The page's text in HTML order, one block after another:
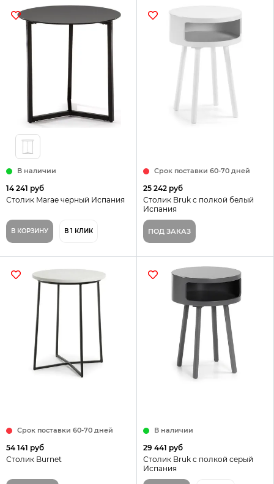
В наличии
14 241 руб
Столик Marae черный Испания
В КОРЗИНУ В 1 КЛИК
Срок поставки 60-70 дней
25 242 руб
Столик Bruk с полкой белый
Испания
ПОД ЗАКАЗ
Срок поставки 60-70 дней
54 141 руб
Столик Burnet
В наличии
29 441 руб
Столик Bruk с полкой серый
Испания